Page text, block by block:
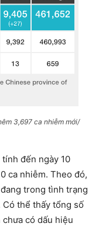
3,697 ca nhiễm mới/
đến ngày 10
ca nhiễm. Theo đó,
trong tình trạng
thể thấy tổng số
có dấu hiệu